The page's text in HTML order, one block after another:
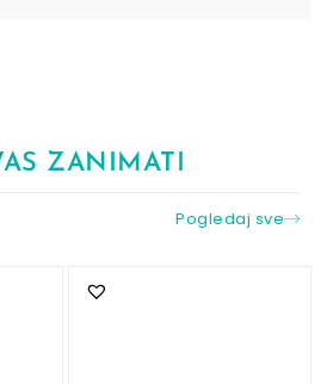
ZANIMATI
Pogledaj sve